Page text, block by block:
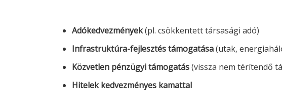
Adókedvezmények(pl. csökkentett társasági adó)
Infrastruktúra-fejlesztés támogatása(utak,
Közvetlen pénzügyi támogatás(vissza nem térítendő
Hitelek kedvezményes kamattal